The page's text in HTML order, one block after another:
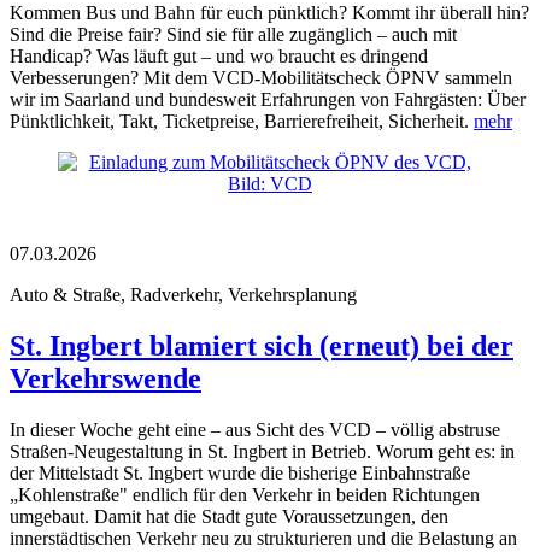
Kommen Bus und Bahn für euch pünktlich? Kommt ihr überall hin?
Sind die Preise fair? Sind sie für alle zugänglich – auch mit
Handicap? Was läuft gut – und wo braucht es dringend
Verbesserungen? Mit dem VCD-Mobilitätscheck ÖPNV sammeln
wir im Saarland und bundesweit Erfahrungen von Fahrgästen: Über
Pünktlichkeit, Takt, Ticketpreise, Barrierefreiheit, Sicherheit. mehr
07.03.2026
Auto & Straße, Radverkehr, Verkehrsplanung
St. Ingbert blamiert sich (erneut) bei der
Verkehrswende
In dieser Woche geht eine – aus Sicht des VCD – völlig abstruse
Straßen-Neugestaltung in St. Ingbert in Betrieb. Worum geht es: in
der Mittelstadt St. Ingbert wurde die bisherige Einbahnstraße
„Kohlenstraße" endlich für den Verkehr in beiden Richtungen
umgebaut. Damit hat die Stadt gute Voraussetzungen, den
innerstädtischen Verkehr neu zu strukturieren und die Belastung an